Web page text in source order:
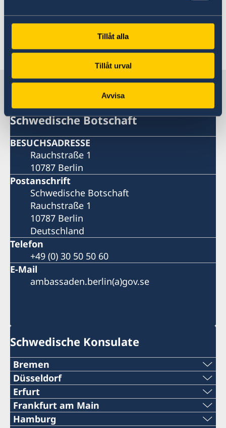
Tillåt alla
Tillåt urval
Avvisa
Homepage:www.deutschegesellschaft.se
Letzte Aktualisierung 05 Feb. 2024, 10.33
Schweden in Deutschland
Schwedische Botschaft
BESUCHSADRESSE
Rauchstraße 1
10787 Berlin
Postanschrift
Schwedische Botschaft
Rauchstraße 1
10787 Berlin
Deutschland
Telefon
+49 (0) 30 50 50 60
E-Mail
ambassaden.berlin(a)gov.se
Schwedische Konsulate
Bremen
Telefon:
+49 (0)421-32 88 11 340
E-Mail:
Düsseldorf
Telefon:
+49 (0)211-545 710 00
Erfurt
Telefon:
Frankfurt am Main
Telefon:
Hamburg